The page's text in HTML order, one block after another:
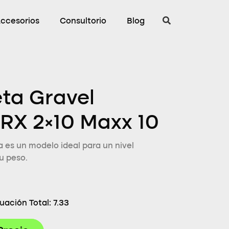
Consultorio Blog
Gravel
2×10 Maxx 10
es un modelo ideal para un nivel
peso.
Total: 7.33